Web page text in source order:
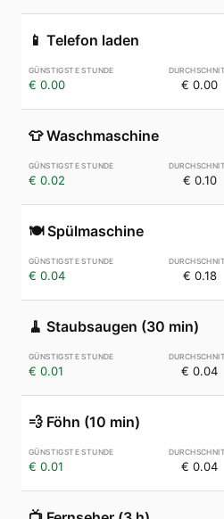
📱 Telefon laden
€ 0.00 € 0.00
👕 Waschmaschine
€ 0.02 € 0.10
🍽️ Spülmaschine
€ 0.04 € 0.18
🧹 Staubsaugen (30 min)
€ 0.01 € 0.04
💨 Föhn (10 min)
€ 0.01 € 0.04